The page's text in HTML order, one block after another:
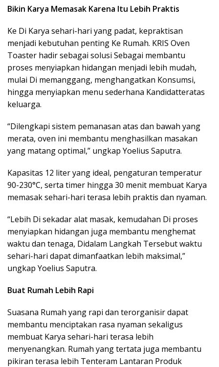
Bikin Karya Memasak Karena Itu Lebih Praktis
Ke Di Karya sehari-hari yang padat, kepraktisan
menjadi kebutuhan penting Ke Rumah. KRIS Oven
Toaster hadir sebagai solusi Sebagai membantu
proses menyiapkan hidangan menjadi lebih mudah,
mulai Di memanggang, menghangatkan Konsumsi,
hingga menyiapkan menu sederhana Kandidatteratas
keluarga.
“Dilengkapi sistem pemanasan atas dan bawah yang
merata, oven ini membantu menghasilkan masakan
yang matang optimal,” ungkap Yoelius Saputra.
Kapasitas 12 liter yang ideal, pengaturan temperatur
90-230°C, serta timer hingga 30 menit membuat Karya
memasak sehari-hari terasa lebih praktis dan nyaman.
“Lebih Di sekadar alat masak, kemudahan Di proses
menyiapkan hidangan juga membantu menghemat
waktu dan tenaga, Didalam Langkah Tersebut waktu
sehari-hari dapat dimanfaatkan lebih maksimal,”
ungkap Yoelius Saputra.
Buat Rumah Lebih Rapi
Suasana Rumah yang rapi dan terorganisir dapat
membantu menciptakan rasa nyaman sekaligus
membuat Karya sehari-hari terasa lebih
menyenangkan. Rumah yang tertata juga membantu
pikiran terasa lebih Tenteram Lantaran Produk